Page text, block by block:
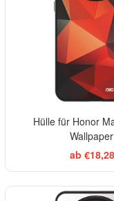
Hülle für Honor
ab €18,28